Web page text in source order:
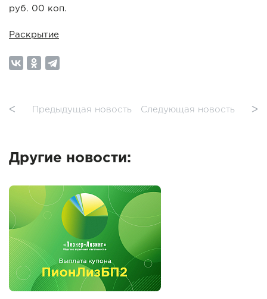
руб. 00 коп.
Раскрытие
ᐸ Предыдущая новость Следующая новость ᐳ
Другие новости: